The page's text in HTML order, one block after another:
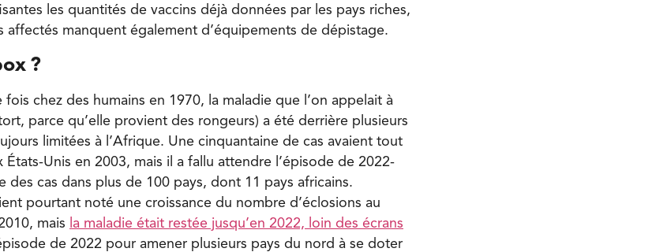
les quantités de vaccins déjà données par les pays riches,
affectés manquent également d’équipements de dépistage.
?
chez des humains en 1970, la maladie que l’on appelait à
parce qu’elle provient des rongeurs) a été derrière plusieurs
limitées à l’Afrique. Une cinquantaine de cas avaient tout
Unis en 2003, mais il a fallu attendre l’épisode de 2022-
des cas dans plus de 100 pays, dont 11 pays africains.
pourtant noté une croissance du nombre d’éclosions au
mais
la maladie était restée jusqu’en 2022, loin des écrans
de 2022 pour amener plusieurs pays du nord à se doter